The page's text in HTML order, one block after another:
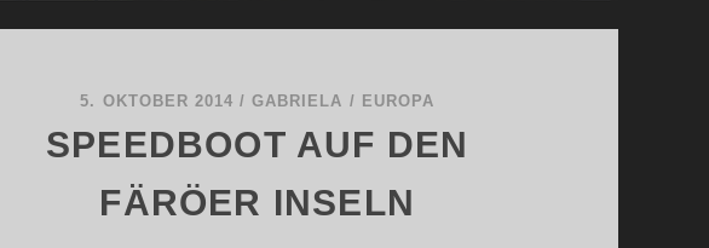
5. OKTOBER 2014 /GABRIELA / EUROPA
SPEEDBOOT AUF DEN
FÄRÖER INSELN